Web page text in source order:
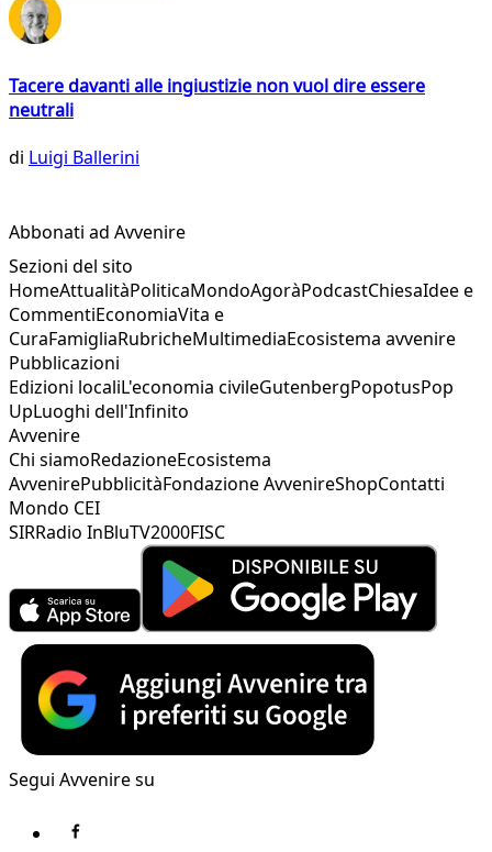
Tacere davanti alle ingiustizie non vuol dire essere
neutrali
di Luigi Ballerini
Abbonati ad Avvenire
Sezioni del sito
HomeAttualitàPoliticaMondoAgoràPodcastChiesaIdee e
CommentiEconomiaVita e
CuraFamigliaRubricheMultimediaEcosistema avvenire
Pubblicazioni
Edizioni localiL'economia civileGutenbergPopotusPop
UpLuoghi dell'Infinito
Avvenire
Chi siamoRedazioneEcosistema
AvvenirePubblicitàFondazione AvvenireShopContatti
Mondo CEI
SIRRadio InBluTV2000FISC
Segui Avvenire su